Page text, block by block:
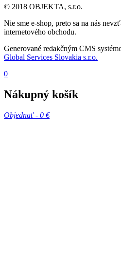
© 2018 OBJEKTA, s.r.o.
Nie sme e-shop, preto sa na nás
internetového obchodu.
Generované redakčným CMS
Global Services Slovakia s.r.o.
0
Nákupný košík
Objednať - 0 €